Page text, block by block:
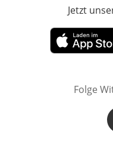
Jetzt
Öffnet in
Folge